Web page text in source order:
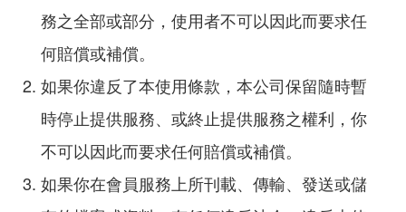
務之全部或部分，使用者不可以因此而要求任
何賠償或補償。
如果你違反了本使用條款，本公司保留隨時暫
時停止提供服務、或終止提供服務之權利，你
不可以因此而要求任何賠償或補償。
如果你在會員服務上所刊載、傳輸、發送或儲